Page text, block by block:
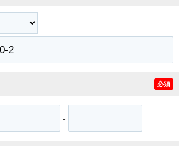
必須
-